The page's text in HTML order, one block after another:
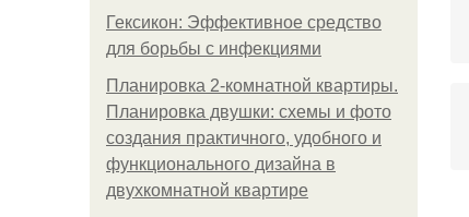
Гексикон: Эффективное средство
для борьбы с инфекциями
Планировка 2-комнатной квартиры.
Планировка двушки: схемы и фото
создания практичного, удобного и
функционального дизайна в
двухкомнатной квартире